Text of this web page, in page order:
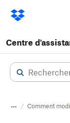
Centre
Comment